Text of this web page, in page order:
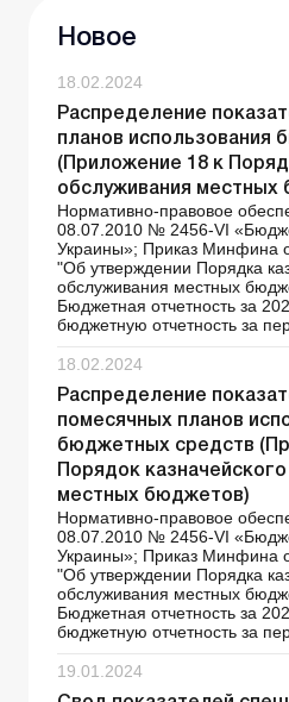
Новое
18.02.2024
Распределение
планов использования
(Приложение 18 к
обслуживания местных
Нормативно-правовое
08.07.2010 № 2456-VI
Украины»; Приказ Минфина
"Об утверждении Порядка
обслуживания местных
Бюджетная отчетность за
бюджетную отчетность за
18.02.2024
Распределение
помесячных планов
бюджетных средств
Порядок
местных бюджетов)
Нормативно-правовое
08.07.2010 № 2456-VI
Украины»; Приказ Минфина
"Об утверждении Порядка
обслуживания местных
Бюджетная отчетность за
бюджетную отчетность за
19.01.2024